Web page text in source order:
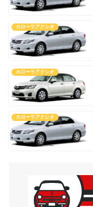
カローラアクシオ
カローラアクシオ
カローラアクシオ